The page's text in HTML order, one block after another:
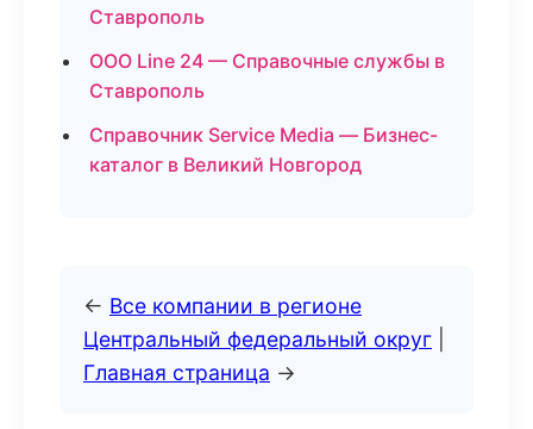
Ставрополь
ООО Line 24 — Справочные службы в
Ставрополь
Справочник Service Media — Бизнес-
каталог в Великий Новгород
← Все компании в регионе
Центральный федеральный округ
Главная страница →